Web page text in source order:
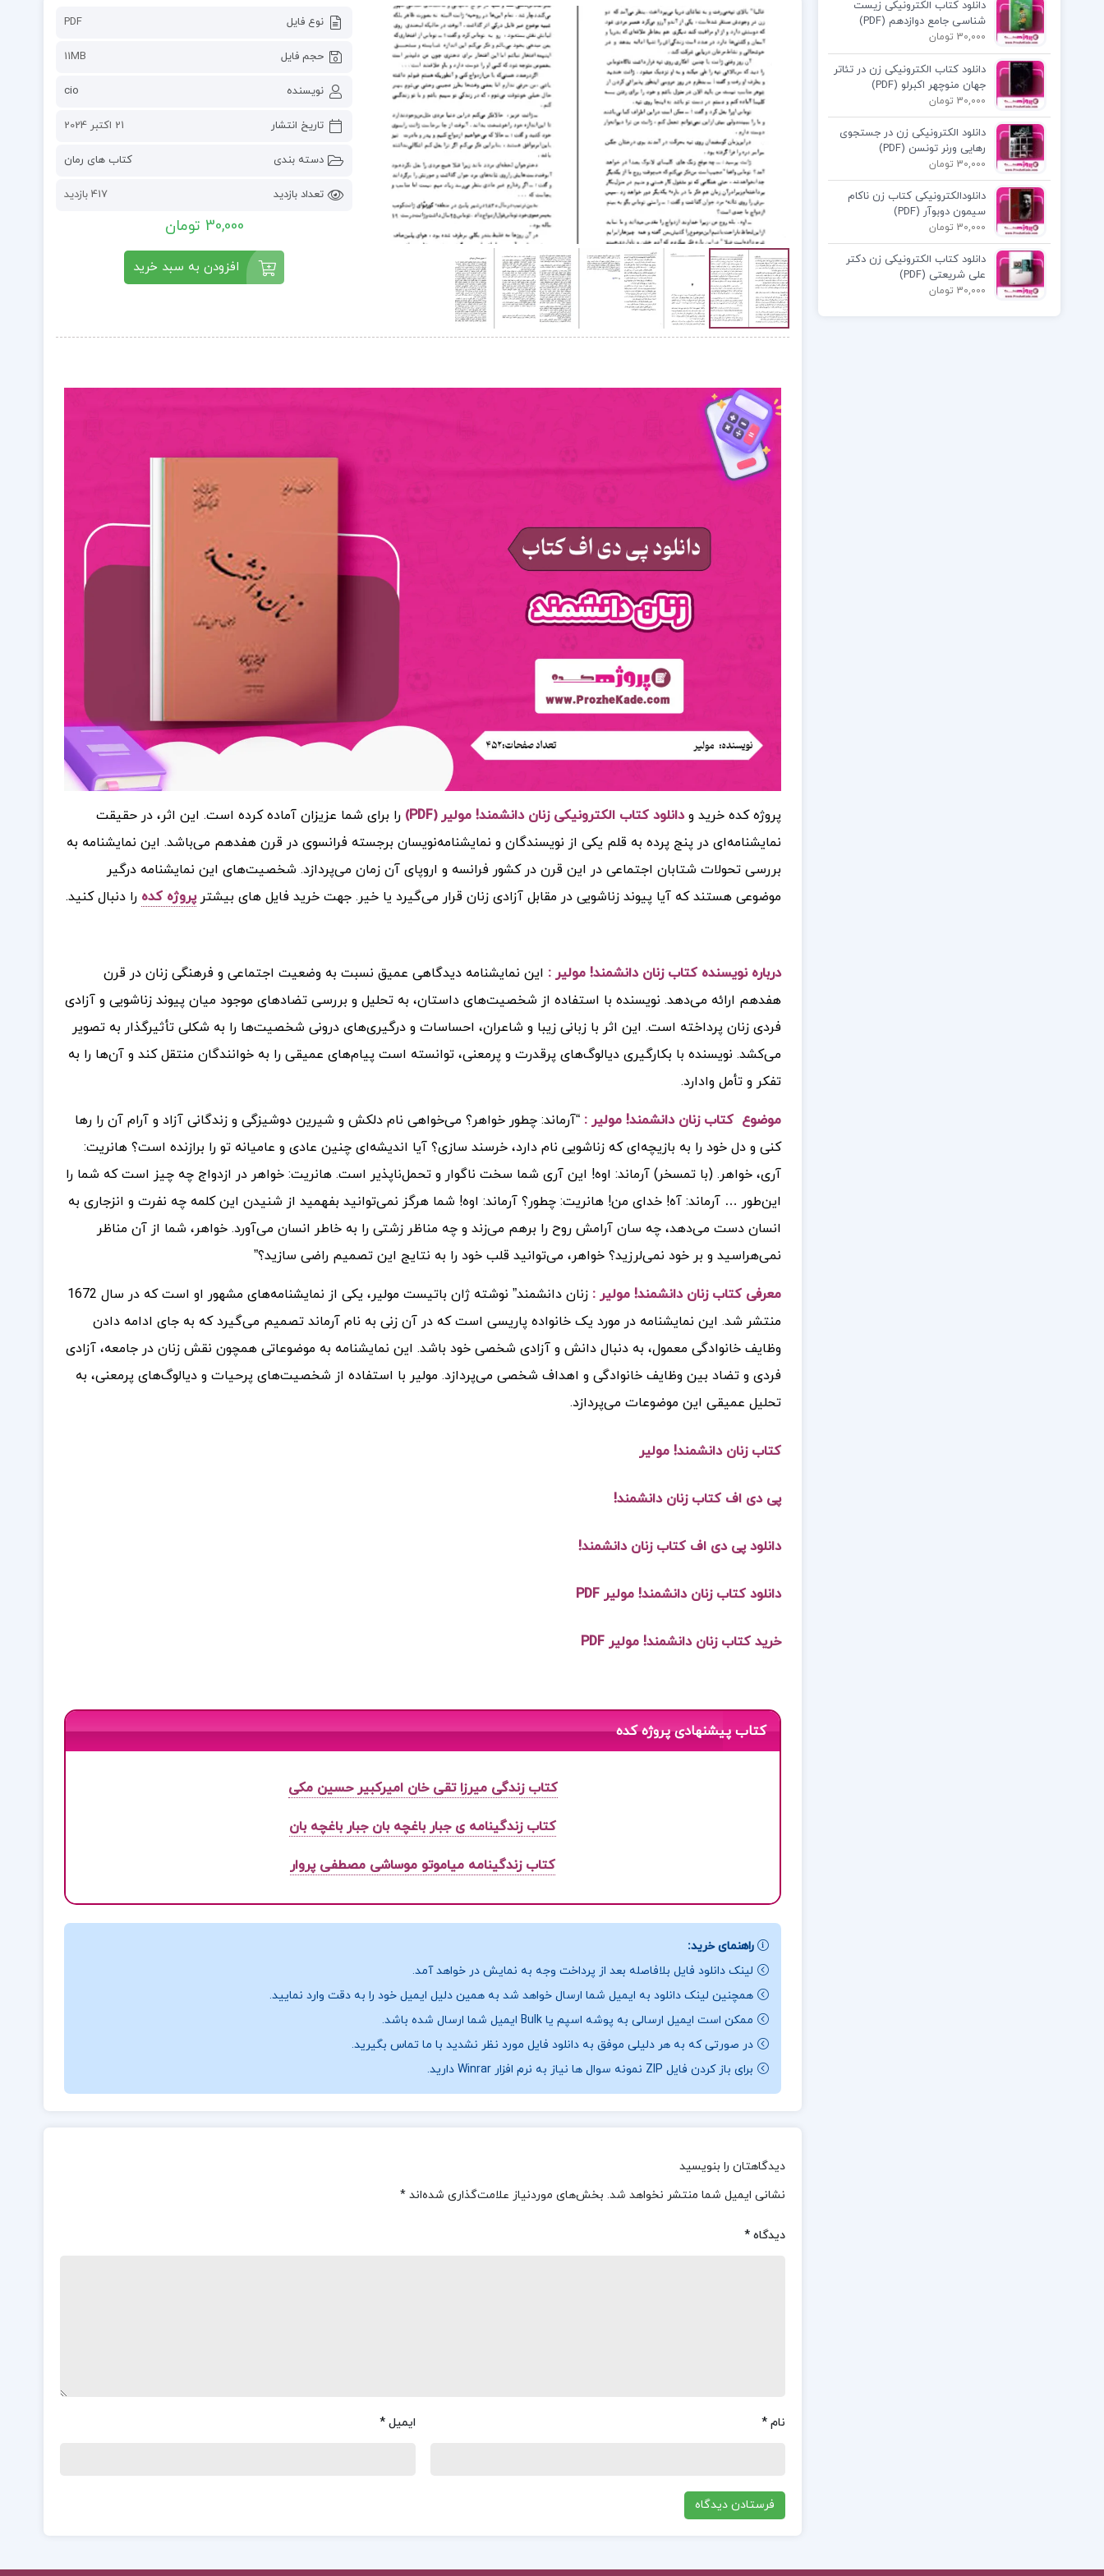
نوع فایل PDF
حجم فایل 11MB
نویسنده cio
تاریخ انتشار 21 اکتبر 2024
دسته بندی کتاب های رمان
تعداد بازدید 417 بازدید
30,000 تومان
افزودن به سبد خرید
پروژه کده خرید و دانلود کتاب الکترونیکی زنان دانشمند! مولیر (PDF)
را برای شما عزیزان آماده کرده است. این اثر، در حقیقت
نمایشنامه‌ای در پنج پرده به قلم یکی از نویسندگان و نمایشنامه‌نویسان برجسته فرانسوی در قرن هفدهم می‌باشد. این نمایشنامه به
بررسی تحولات شتابان اجتماعی در این قرن در کشور فرانسه و اروپای آن زمان می‌پردازد. شخصیت‌های این نمایشنامه درگیر
موضوعی هستند که آیا پیوند زناشویی در مقابل آزادی زنان قرار می‌گیرد یا خیر. جهت خرید فایل های بیشترپروژه کده را دنبال کنید.
درباره نویسنده کتاب زنان دانشمند! مولیر : این نمایشنامه دیدگاهی عمیق نسبت به وضعیت اجتماعی و فرهنگی زنان در قرن
هفدهم ارائه می‌دهد. نویسنده با استفاده از شخصیت‌های داستان، به تحلیل و بررسی تضادهای موجود میان پیوند زناشویی و آزادی
فردی زنان پرداخته است. این اثر با زبانی زیبا و شاعران، احساسات و درگیری‌های درونی شخصیت‌ها را به شکلی تأثیرگذار به تصویر
می‌کشد. نویسنده با بکارگیری دیالوگ‌های پرقدرت و پرمعنی، توانسته است پیام‌های عمیقی را به خوانندگان منتقل کند و آن‌ها را به
تفکر و تأمل وادارد.
موضوع کتاب زنان دانشمند! مولیر : “آرماند: چطور خواهر؟ می‌خواهی نام دلکش و شیرین دوشیزگی و زندگانی آزاد و آرام آن را رها
کنی و دل خود را به بازیچه‌ای که زناشویی نام دارد، خرسند سازی؟ آیا اندیشه‌ای چنین عادی و عامیانه تو را برازنده است؟ هانریت:
آری، خواهر. (با تمسخر) آرماند: اوه! این آری شما سخت ناگوار و تحمل‌ناپذیر است. هانریت: خواهر در ازدواج چه چیز است که شما را
این‌طور … آرماند: آه! خدای من! هانریت: چطور؟ آرماند: اوه! شما هرگز نمی‌توانید بفهمید از شنیدن این کلمه چه نفرت و انزجاری به
انسان دست می‌دهد، چه سان آرامش روح را برهم می‌زند و چه مناظر زشتی را به خاطر انسان می‌آورد. خواهر، شما از آن مناظر
نمی‌هراسید و بر خود نمی‌لرزید؟ خواهر، می‌توانید قلب خود را به نتایج این تصمیم راضی سازید؟”
معرفی کتاب زنان دانشمند! مولیر :
زنان دانشمند” نوشته ژان باتیست مولیر، یکی از نمایشنامه‌های مشهور او است که در سال 1672
منتشر شد. این نمایشنامه در مورد یک خانواده پاریسی است که در آن زنی به نام آرماند تصمیم می‌گیرد که به جای ادامه دادن
وظایف خانوادگی معمول، به دنبال دانش و آزادی شخصی خود باشد. این نمایشنامه به موضوعاتی همچون نقش زنان در جامعه، آزادی
فردی و تضاد بین وظایف خانوادگی و اهداف شخصی می‌پردازد. مولیر با استفاده از شخصیت‌های پرحیات و دیالوگ‌های پرمعنی، به
تحلیل عمیقی این موضوعات می‌پردازد.
کتاب زنان دانشمند! مولیر
پی دی اف کتاب زنان دانشمند!
دانلود پی دی اف کتاب زنان دانشمند!
دانلود کتاب زنان دانشمند! مولیر PDF
خرید کتاب زنان دانشمند! مولیر PDF
کتاب پیشنهادی پروژه کده
کتاب زندگی میرزا تقی خان امیرکبیر حسین مکی
کتاب زندگینامه ی جبار باغچه بان جبار باغچه بان
کتاب زندگینامه میاموتو موساشی مصطفی پروار
راهنمای خرید:
لینک دانلود فایل بلافاصله بعد از پرداخت وجه به نمایش در خواهد آمد.
همچنین لینک دانلود به ایمیل شما ارسال خواهد شد به همین دلیل ایمیل خود را به دقت وارد نمایید.
ممکن است ایمیل ارسالی به پوشه اسپم یا Bulk ایمیل شما ارسال شده باشد.
در صورتی که به هر دلیلی موفق به دانلود فایل مورد نظر نشدید با ما تماس بگیرید.
برای باز کردن فایل ZIP نمونه سوال ها نیاز به نرم افزار Winrar دارید.
دیدگاهتان را بنویسید
نشانی ایمیل شما منتشر نخواهد شد. بخش‌های موردنیاز علامت‌گذاری شده‌اند *
دیدگاه *
نام * ایمیل *
دانلود کتاب الکترونیکی زیست
شناسی جامع دوازدهم (PDF)
30,000 تومان
دانلود کتاب الکترونیکی زن در تئاتر
جهان منوچهر اکبرلو (PDF)
30,000 تومان
دانلود الکترونیکی زن در جستجوی
رهایی ورنر تونسن (PDF)
30,000 تومان
دانلودالکترونیکی کتاب زن ناکام
سیمون دوبوآر (PDF)
30,000 تومان
دانلود کتاب الکترونیکی زن دکتر
علی شریعتی (PDF)
30,000 تومان